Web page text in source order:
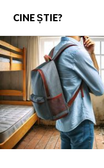
content
CINE ȘTIE?